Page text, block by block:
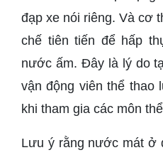
đạp xe nói riêng. Và cơ
chế tiên tiến để hấp
nước ấm. Đây là lý do
vận động viên thể thao
khi tham gia các môn
Lưu ý rằng nước mát ở